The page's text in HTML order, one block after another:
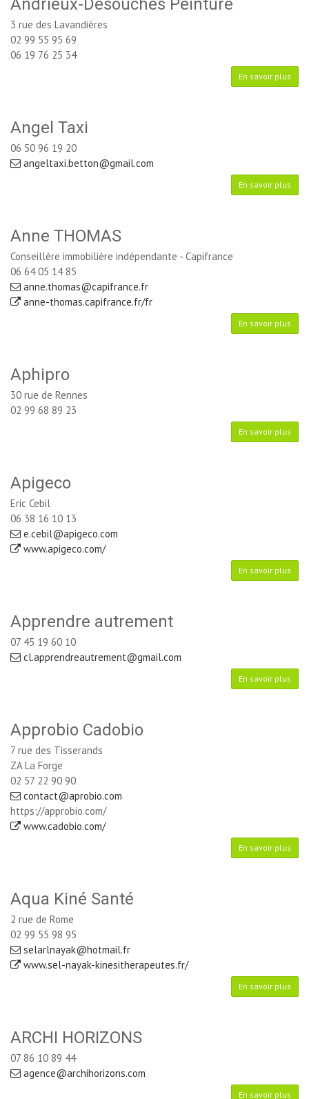
Andrieux-Desouches Peinture
3 rue des Lavandières
02 99 55 95 69
06 19 76 25 34
En savoir plus
Angel Taxi
06 50 96 19 20
angeltaxi.betton@gmail.com
En savoir plus
Anne THOMAS
Conseillère immobilière indépendante - Capifrance
06 64 05 14 85
anne.thomas@capifrance.fr
anne-thomas.capifrance.fr/fr
En savoir plus
Aphipro
30 rue de Rennes
02 99 68 89 23
En savoir plus
Apigeco
Eric Cebil
06 38 16 10 13
e.cebil@apigeco.com
www.apigeco.com/
En savoir plus
Apprendre autrement
07 45 19 60 10
cl.apprendreautrement@gmail.com
En savoir plus
Approbio Cadobio
7 rue des Tisserands
ZA La Forge
02 57 22 90 90
contact@aprobio.com
https://approbio.com/
www.cadobio.com/
En savoir plus
Aqua Kiné Santé
2 rue de Rome
02 99 55 98 95
selarlnayak@hotmail.fr
www.sel-nayak-kinesitherapeutes.fr/
En savoir plus
ARCHI HORIZONS
07 86 10 89 44
agence@archihorizons.com
En savoir plus